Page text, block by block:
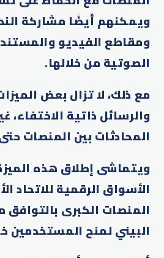
ويمكنهم أيضًا مشاركة
ومقاطع الفيديو
الصوتية من خلالها.
مع ذلك، لا تزال بعض
والرسائل ذاتية الاختفاء،
المحادثات بين المنصات
ويتماشى إطلاق هذه
الأسواق الرقمية للاتحاد
المنصات الكبرى
البيني لمنح المستخدمين